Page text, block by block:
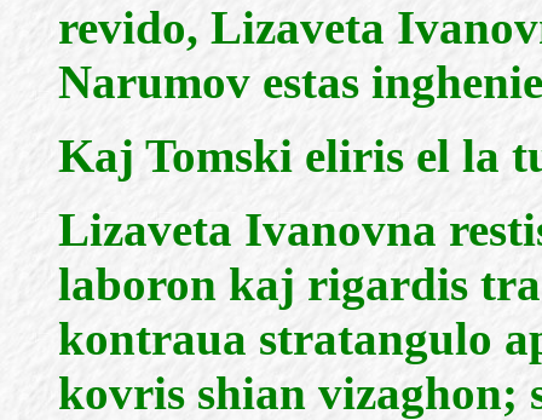
revido, Lizaveta
Narumov estas
Kaj Tomski eliris el la
Lizaveta Ivanovna
laboron kaj rigardis
kontraua stratangulo
kovris shian vizaghon;